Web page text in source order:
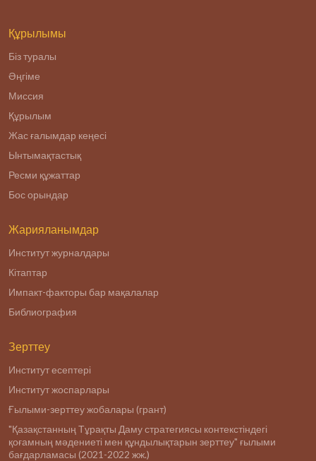
Құрылымы
Біз туралы
Әңгіме
Миссия
Құрылым
Жас ғалымдар кеңесі
Ынтымақтастық
Ресми құжаттар
Бос орындар
Жарияланымдар
Институт журналдары
Кітаптар
Импакт-факторы бар мақалалар
Библиография
Зерттеу
Институт есептері
Институт жоспарлары
Ғылыми-зерттеу жобалары (грант)
"Қазақстанның Тұрақты Даму стратегиясы контекстіндегі
қоғамның мәдениеті мен құндылықтарын зерттеу" ғылыми
бағдарламасы (2021-2022 жж.)